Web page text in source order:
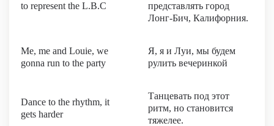
to represent the L.B.C
представлять город
Лонг-Бич, Калифорния.
Me, me and Louie, we
gonna run to the party
Я, я и Луи, мы будем
рулить вечеринкой
Dance to the rhythm, it
gets harder
Танцевать под этот
ритм, но становится
тяжелее.